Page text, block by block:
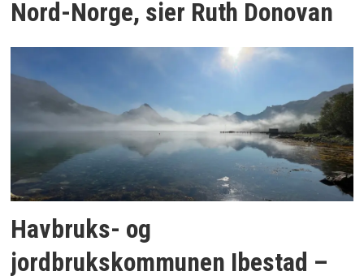
Nord-Norge, sier Ruth Donovan
Havbruks- og
jordbrukskommunen Ibestad –